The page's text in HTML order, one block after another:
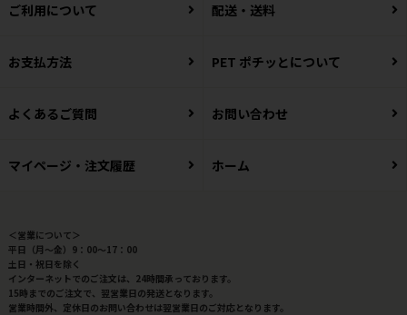
ご利用について 配送・送料
お支払方法 PET ポチッとについて
よくあるご質問 お問い合わせ
マイページ・注文履歴 ホーム
＜営業について＞
平日（月～金）9：00～17：00
土日・祝日を除く
インターネットでのご注文は、24時間承っております。
15時までのご注文で、翌営業日の発送となります。
営業時間外、定休日のお問い合わせは翌営業日のご対応となります。